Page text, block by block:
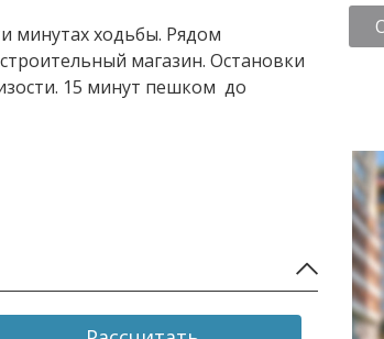
минутах ходьбы. Рядом
магазин. Остановки
15 минут пешком до